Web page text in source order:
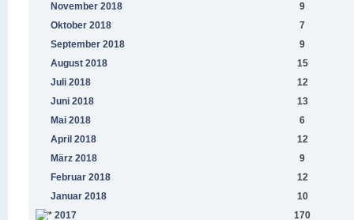
November 2018
9
Oktober 2018
7
September 2018
9
August 2018
15
Juli 2018
12
Juni 2018
13
Mai 2018
6
April 2018
12
März 2018
9
Februar 2018
12
Januar 2018
10
2017
170